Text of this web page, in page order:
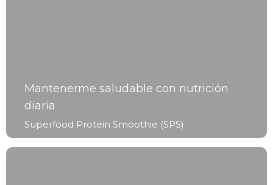
Mantenerme saludable con nutrición
diaria
Superfood Protein Smoothie (SPS)